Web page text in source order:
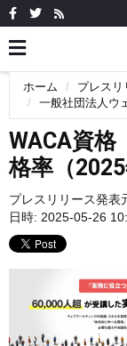
ホーム プレスリ
一般社団法人ウ
WACA資
格率（2025
プレスリリース発表
日時: 2025-05-26